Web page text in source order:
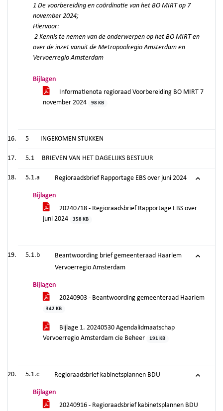
1 De voorbereiding en coördinatie van het BO MIRT op 7
november 2024;
Hiervoor:
2 Kennis te nemen van de onderwerpen op het BO MIRT en
over de inzet vanuit de Metropoolregio Amsterdam en
Vervoerregio Amsterdam
Bijlagen
Informatienota regioraad Voorbereiding BO MIRT 7
november 2024
98 KB
5 INGEKOMEN STUKKEN
5.1 BRIEVEN VAN HET DAGELIJKS BESTUUR
5.1.a Regioraadsbrief Rapportage EBS over juni 2024
Bijlagen
20240718 - Regioraadsbrief Rapportage EBS over
juni 2024
358 KB
5.1.b
Beantwoording brief gemeenteraad Haarlem
Vervoerregio Amsterdam
Bijlagen
20240903 - Beantwoording gemeenteraad Haarlem
342 KB
Bijlage 1. 20240530 Agendalidmaatschap
Vervoerregio Amsterdam cie Beheer
191 KB
5.1.c Regioraadsbrief kabinetsplannen BDU
Bijlagen
20240916 - Regioraadsbrief kabinetsplannen BDU